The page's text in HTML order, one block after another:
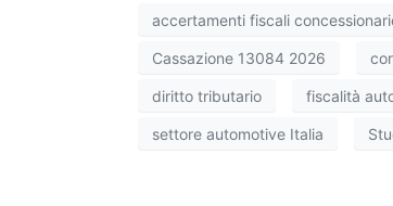
accertamenti fiscali
Cassazione 13084 2026
diritto tributario fiscalità
settore automotive Italia